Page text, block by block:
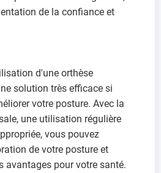
de la confiance et
d'une orthèse
solution très efficace si
votre posture. Avec la
une utilisation régulière
vous pouvez
de votre posture et
avantages pour votre santé.